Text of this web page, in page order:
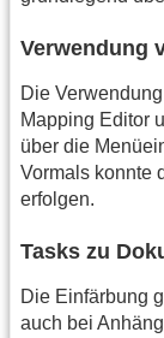
Verwendung
Die
Mapping Editor
über die
Vormals konnte
erfolgen.
Tasks zu
Die Einfärbung
auch bei